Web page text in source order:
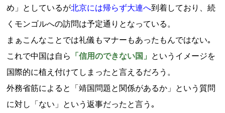
め」としているが北京には帰らず大連へ到着しており、続
くモンゴルへの訪問は予定通りとなっている。
まぁこんなことでは礼儀もマナーもあったもんではない｡
これで中国は自ら
「信用のできない国」 というイメージを
国際的に植え付けてしまったと言えるだろう。
外務省筋によると「靖国問題と関係があるか」という質問
に対し「ない」という返事だったと言う｡